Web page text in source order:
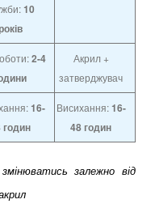
10
2-4
Акрил +
затверджувач
16-
годин
Висихання:16-
48 годин
залежно від